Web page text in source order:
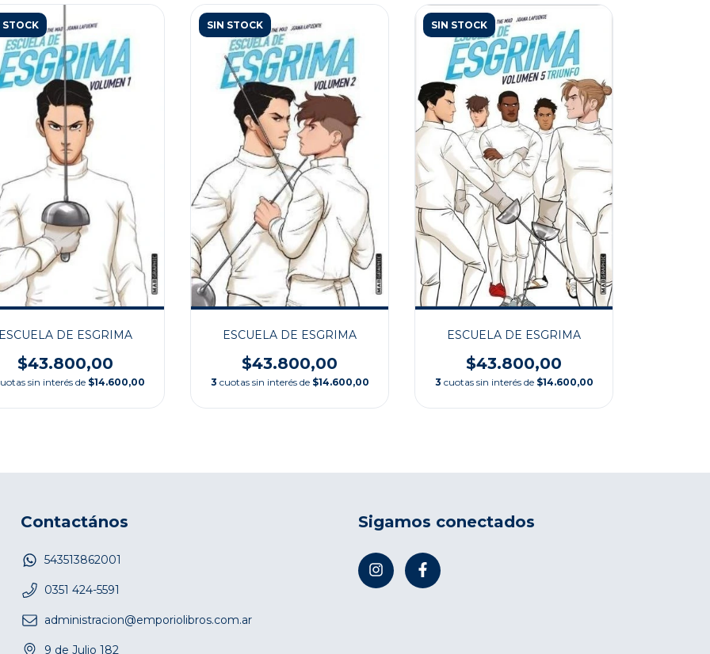
STOCK
DE ESGRIMA
$43.800,00
sin interés de $14.600,00
SIN STOCK
ESCUELA DE ESGRIMA
$43.800,00
3 cuotas sin interés de $14.600,00
SIN STOCK
ESCUELA DE ESGRIMA
$43.800,00
3 cuotas sin interés de $14.600,00
Contactános
543513862001
0351 424-5591
administracion@emporiolibros.com.ar
9 de Julio 182
Sigamos conectados